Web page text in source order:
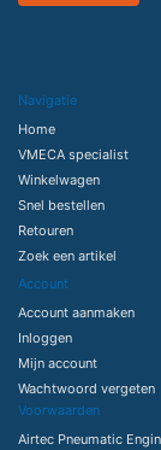
Navigatie
Home
VMECA specialist
Winkelwagen
Snel bestellen
Retouren
Zoek een artikel
Account
Account aanmaken
Inloggen
Mijn account
Wachtwoord vergeten
Voorwaarden
Airtec Pneumatic